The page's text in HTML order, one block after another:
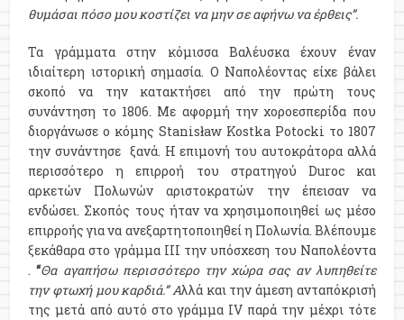
θυμάσαι πόσο μου κοστίζει να μην σε αφήνω να έρθεις”.
Τα γράμματα στην κόμισσα Βαλέυσκα έχουν έναν
ιδιαίτερη ιστορική σημασία. Ο Ναπολέοντας είχε βάλει
σκοπό να την κατακτήσει από την πρώτη τους
συνάντηση το 1806. Με αφορμή την χοροεσπερίδα που
διοργάνωσε ο κόμης Stanisław Kostka Potocki το 1807
την συνάντησε ξανά. Η επιμονή του αυτοκράτορα αλλά
περισσότερο η επιρροή του στρατηγού Duroc και
αρκετών Πολωνών αριστοκρατών την έπεισαν να
ενδώσει. Σκοπός τους ήταν να χρησιμοποιηθεί ως μέσο
επιρροής για να ανεξαρτητοποιηθεί η Πολωνία. Βλέπουμε
ξεκάθαρα στο γράμμα ΙΙΙ την υπόσχεση του Ναπολέοντα
.“Θα αγαπήσω περισσότερο την χώρα σας αν λυπηθείτε
την φτωχή μου καρδιά.” Αλλά και την άμεση ανταπόκρισή
της μετά από αυτό στο γράμμα IV παρά την μέχρι τότε